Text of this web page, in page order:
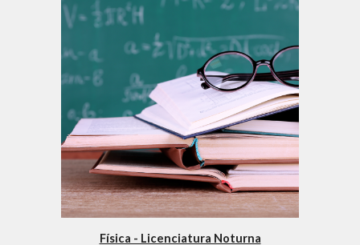
Física - Licenciatura Noturna